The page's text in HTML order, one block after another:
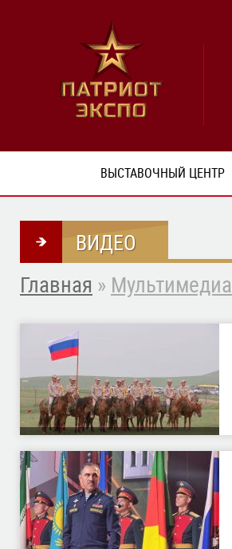
ВЫСТАВОЧНЫЙ ЦЕНТР
ВИДЕО
Главная » Мультимедиа